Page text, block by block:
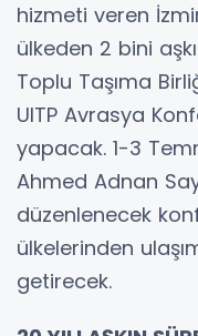
hizmeti veren
ülkeden 2 bini
Toplu Taşıma
UITP Avrasya
yapacak. 1-3
Ahmed Adnan
düzenlenecek
ülkelerinden
getirecek.